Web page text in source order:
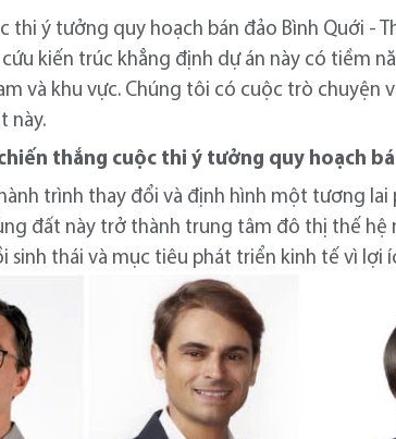
thi ý tưởng quy hoạch bán đảo Bình Quới -
cứu kiến trúc khẳng định dự án này có tiềm
và khu vực. Chúng tôi có cuộc trò chuyện
này.
thắng cuộc thi ý tưởng quy hoạch
trình thay đổi và định hình một tương
đất này trở thành trung tâm đô thị thế
thái và mục tiêu phát triển kinh tế vì lợi